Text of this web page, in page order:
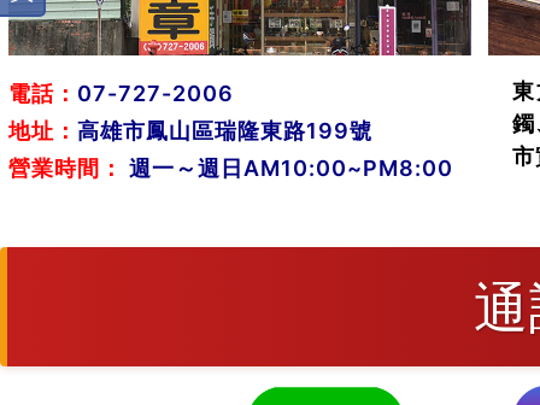
電話： 07-727-2006
地址： 高雄市鳳山區瑞隆東路199號
營業時間：
週一～週日AM10:00~PM8:00
鐲
市